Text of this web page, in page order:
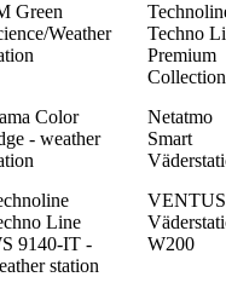
Green
Weather
Techno
Premium
Collection
Color
- weather
Netatmo
Smart
Line
9140-IT -
station
VENTUS
W200